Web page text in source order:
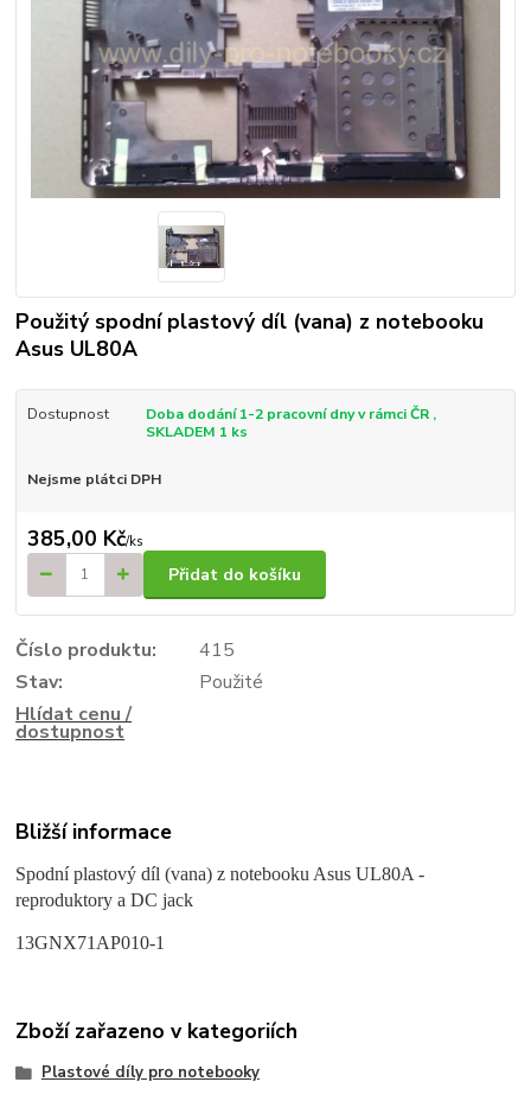
Použitý spodní plastový díl (vana) z notebooku
Asus UL80A
Dostupnost
Doba dodání 1-2 pracovní dny v rámci ČR ,
SKLADEM 1 ks
Nejsme plátci DPH
385,00 Kč/ks
Přidat do košíku
Číslo produktu:
415
Stav:
Použité
Hlídat cenu /
dostupnost
Bližší informace
Spodní plastový díl (vana) z notebooku Asus UL80A -
reproduktory a DC jack
13GNX71AP010-1
Zboží zařazeno v kategoriích
Plastové díly pro notebooky